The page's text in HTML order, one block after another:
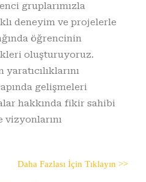
gruplarımızla
deneyim ve projelerle
öğrencinin
oluşturuyoruz.
gelişmeleri
hakkında fikir sahibi
vizyonlarını
Daha Fazlası İçin Tıklayın >>